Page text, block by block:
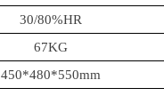
30/80%HR
67KG
450*480*550mm